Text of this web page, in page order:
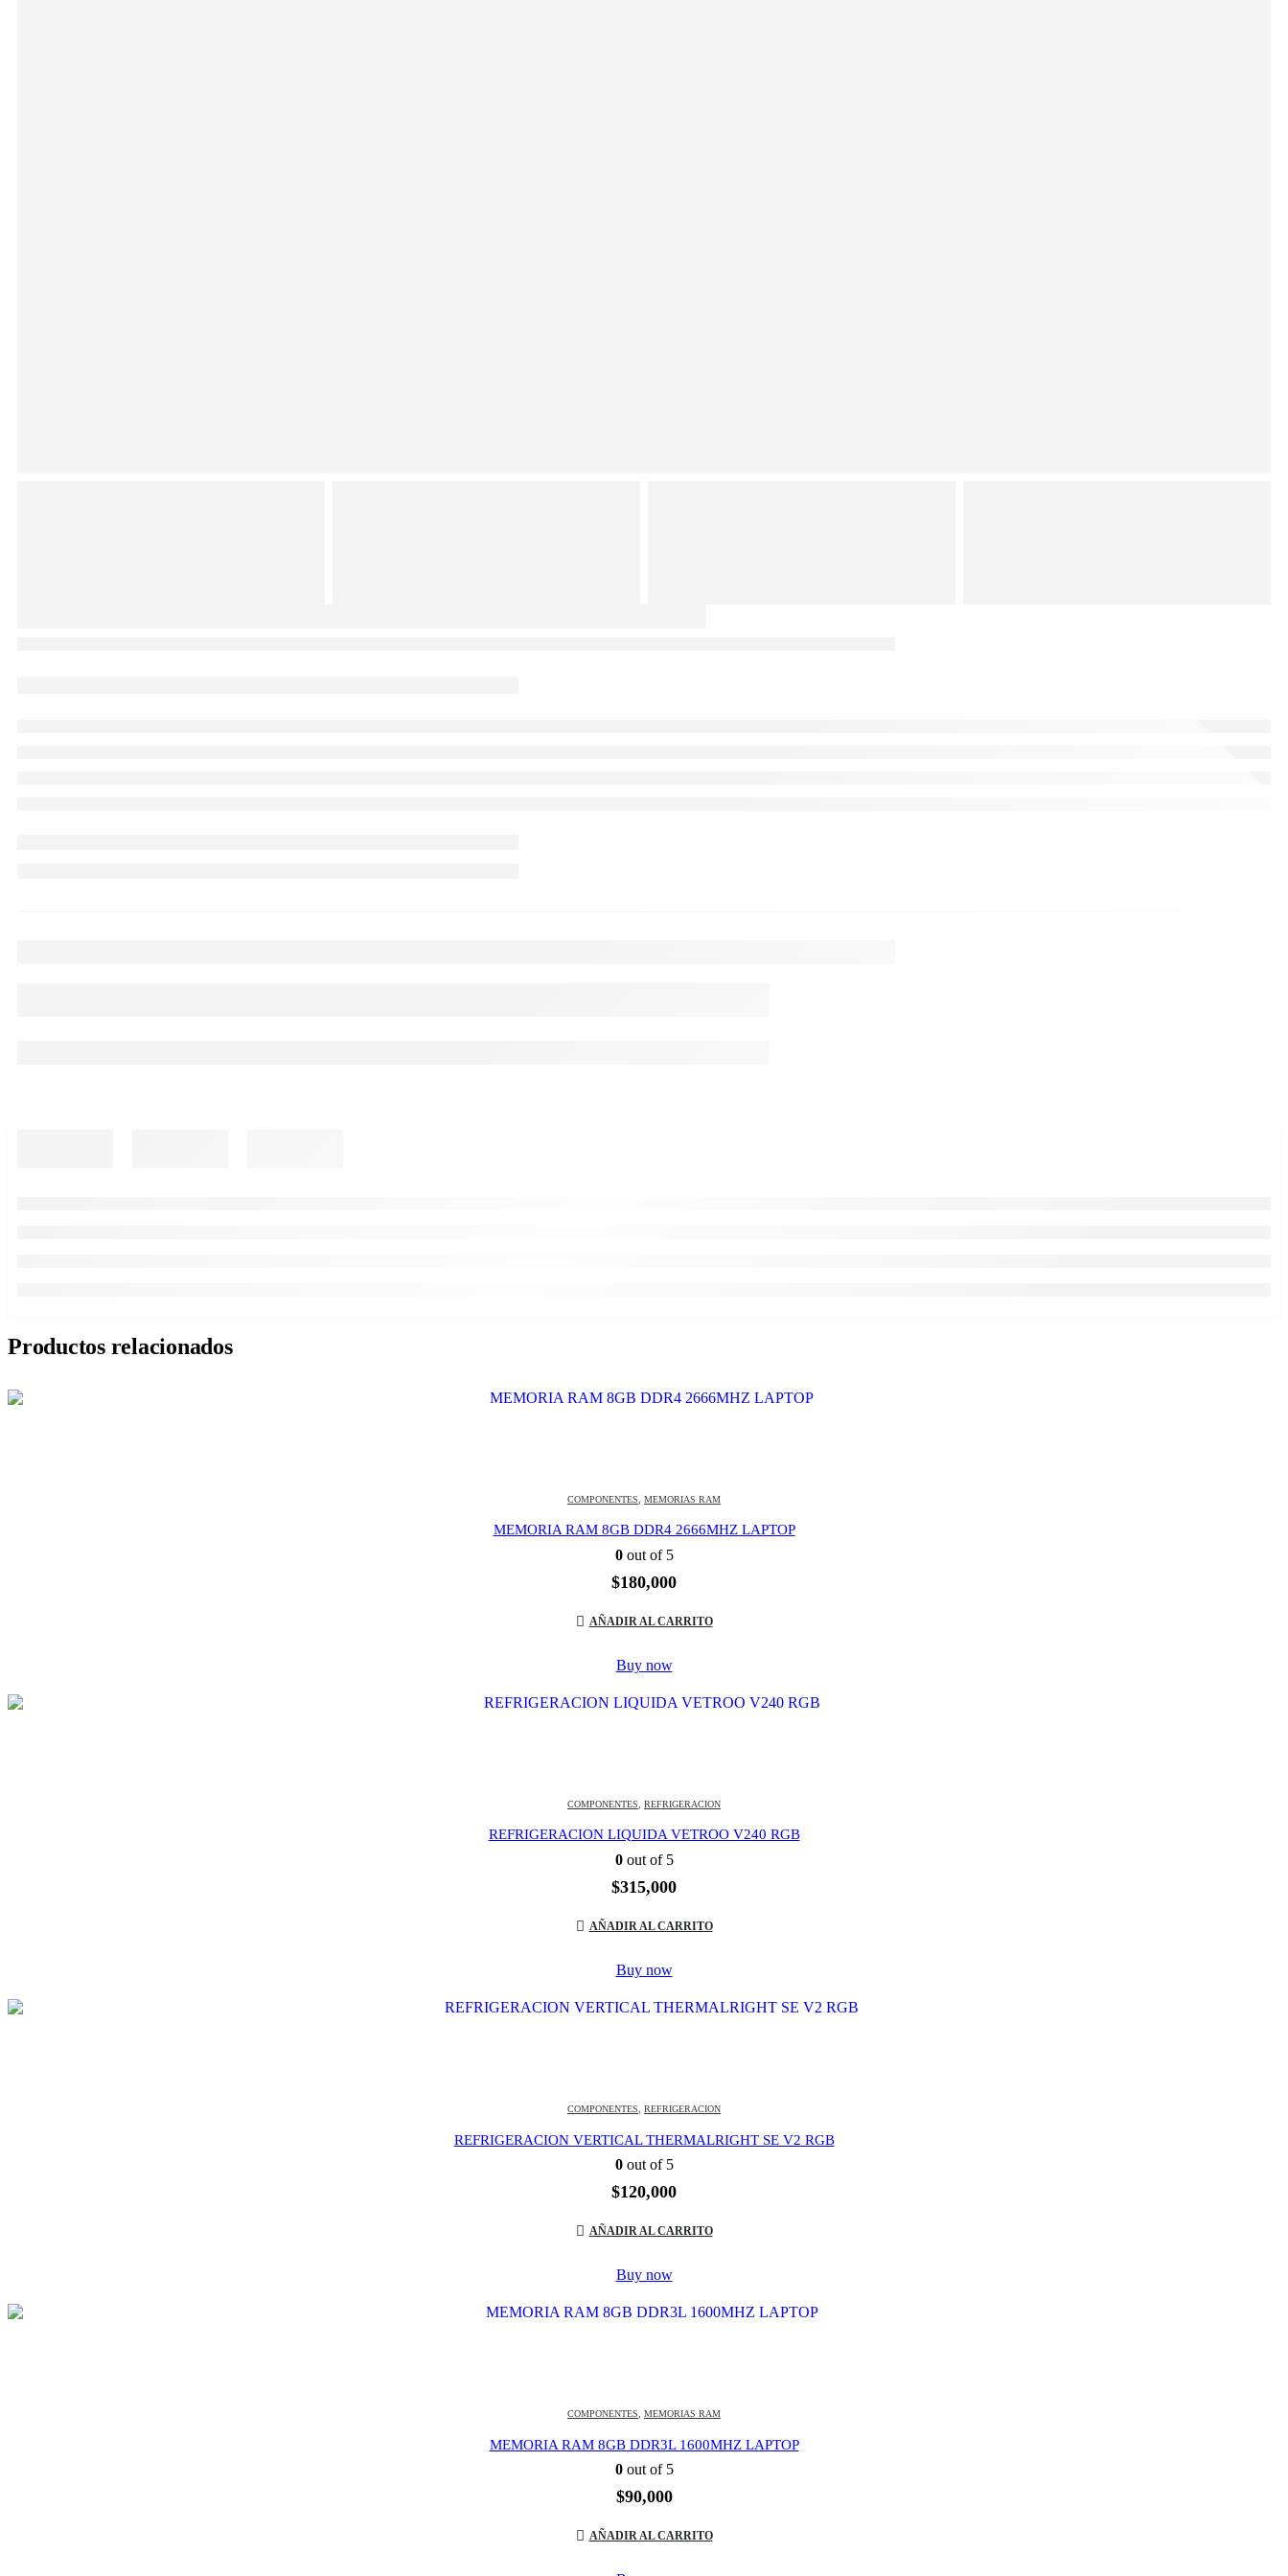
Productos relacionados
COMPONENTES MEMORIAS RAM
MEMORIA RAM 8GB DDR4 2666MHZ LAPTOP
0out of 5
$180,000
AÑADIR AL CARRITO
Buy now
COMPONENTES REFRIGERACION
REFRIGERACION LIQUIDA VETROO V240 RGB
0out of 5
$315,000
AÑADIR AL CARRITO
Buy now
COMPONENTES REFRIGERACION
REFRIGERACION VERTICAL THERMALRIGHT SE V2 RGB
0out of 5
$120,000
AÑADIR AL CARRITO
Buy now
COMPONENTES MEMORIAS RAM
MEMORIA RAM 8GB DDR3L 1600MHZ LAPTOP
0out of 5
$90,000
AÑADIR AL CARRITO